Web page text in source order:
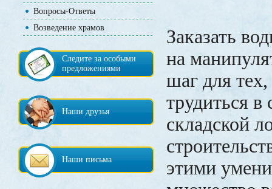
Вопросы-Ответы
Возведение храмов
Следите за особыми
предложениями
Наши друзья
Наши письма
Заказать
на
шаг для
трудиться в
складской
этими